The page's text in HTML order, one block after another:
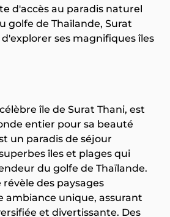
d'accès au paradis naturel
golfe de Thaïlande, Surat
ses magnifiques îles
île de Surat Thani, est
entier pour sa beauté
un paradis de séjour
îles et plages qui
du golfe de Thaïlande.
des paysages
ambiance unique, assurant
et divertissante. Des